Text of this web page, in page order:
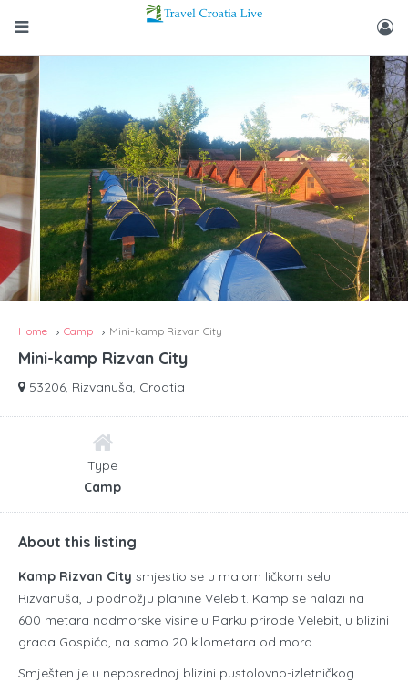
Home Camp Mini-kamp Rizvan City
Mini-kamp Rizvan City
53206, Rizvanuša, Croatia
Type
Camp
About this listing
Kamp Rizvan City smjestio se u malom ličkom selu
Rizvanuša, u podnožju planine Velebit. Kamp se nalazi na
600 metara nadmorske visine u Parku prirode Velebit, u blizini
grada Gospića, na samo 20 kilometara od mora.
Smješten je u neposrednoj blizini pustolovno-izletničkog